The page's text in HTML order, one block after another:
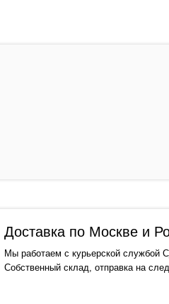
Доставка по Москве и
Мы работаем с курьерской службой
Собственный склад, отправка на